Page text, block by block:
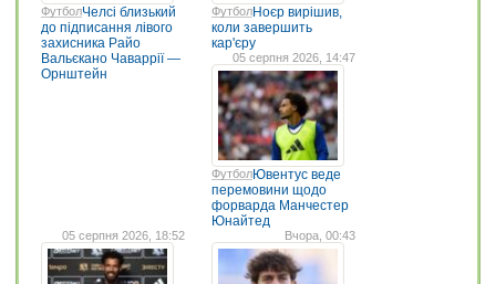
ФутболЧелсі близький
до підписання лівого
захисника Райо
Вальєкано Чаваррії —
Орнштейн
ФутболНоєр вирішив,
коли завершить
кар'єру
05 серпня 2026, 14:47
ФутболЮвентус веде
перемовини щодо
форварда Манчестер
Юнайтед
05 серпня 2026, 18:52 Вчора, 00:43